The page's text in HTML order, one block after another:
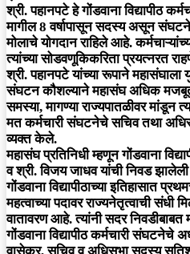
श्री. पहानपटे हे गोंडवाना विद्यापीठ
मागील 8 वर्षापासून सदस्य असून
मोलाचे योगदान राहिले आहे.
त्यांच्या सोडवणूकिकरिता प्रयत्नरत
श्री. पहानपटे यांच्या रूपाने
संघटन कौशल्याने महासंघ अधिक मजबूत
समस्या, मागण्या राज्यपातळीवर
मत कर्मचारी संघटनेचे सचिव तथा
व्यक्त केले.
महासंघ प्रतिनिधी म्हणून गोंडवाना
व श्री. विजय जाधव यांची निवड
गोंडवाना विद्यापीठाच्या इतिहासात
महत्वाच्या पदावर राज्यनेतृत्वाची संधी
वातावरण आहे. त्यांनी सदर
गोंडवाना विद्यापीठ कर्मचारी संघटनेचे